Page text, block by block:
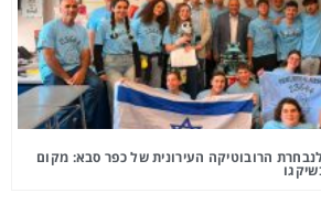
הרובוטיקה העירונית של כפר סבא: מקום